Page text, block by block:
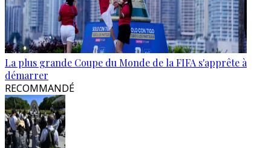
La plus grande Coupe du Monde de la FIFA s'apprête à
démarrer
RECOMMANDÉ